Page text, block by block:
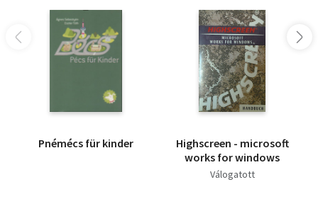
Pnémécs für kinder
Highscreen - microsoft
works for windows
Válogatott